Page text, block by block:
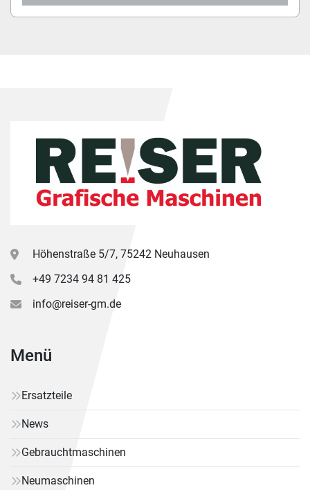
Höhenstraße 5/7, 75242 Neuhausen
+49 7234 94 81 425
info@reiser-gm.de
Menü
Ersatzteile
News
Gebrauchtmaschinen
Neumaschinen